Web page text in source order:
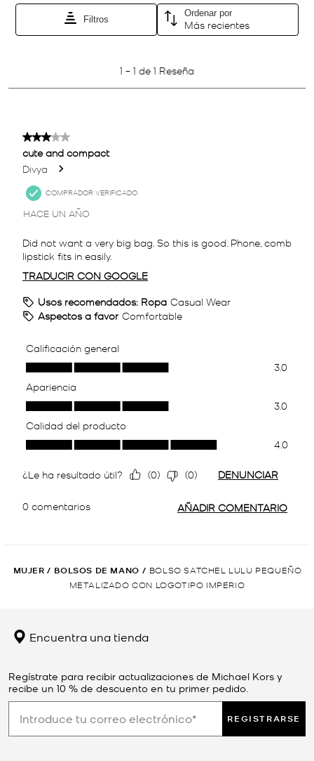
MUJER / BOLSOS DE MANO / BOLSO SATCHEL LULU PEQUEÑO
METALIZADO CON LOGOTIPO IMPERIO
Encuentra una tienda
Regístrate para recibir actualizaciones de Michael Kors y
recibe un 10 % de descuento en tu primer pedido.
REGISTRARSE